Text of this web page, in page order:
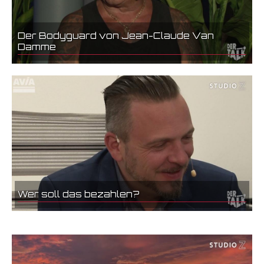
Der Bodyguard von Jean-Claude Van
Damme
01.01.2022 15:55 | CEF Nürnberg
Wer soll das bezahlen?
04.12.2021 07:58 | CEF Nürnberg
Das Versagen der Politik
20.11.2021 08:02 | CEF Nürnberg